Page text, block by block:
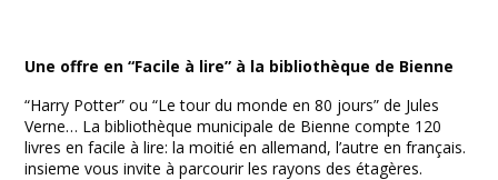
Une offre en “Facile à lire” à la bibliothèque de Bienne
“Harry Potter” ou “Le tour du monde en 80 jours” de Jules
Verne… La bibliothèque municipale de Bienne compte 120
livres en facile à lire: la moitié en allemand, l’autre en français.
insieme vous invite à parcourir les rayons des étagères.